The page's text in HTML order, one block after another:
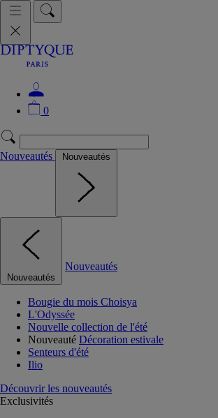
0
Nouveautés Nouveautés
Nouveautés
Nouveautés
Bougie du mois Choisya
L'Odyssée
Nouvelle collection de l'été
Nouveauté Décoration estivale
Senteurs d'été
Ilio
Découvrir les nouveautés
Exclusivités